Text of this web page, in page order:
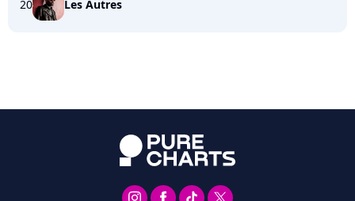
20 Les Autres